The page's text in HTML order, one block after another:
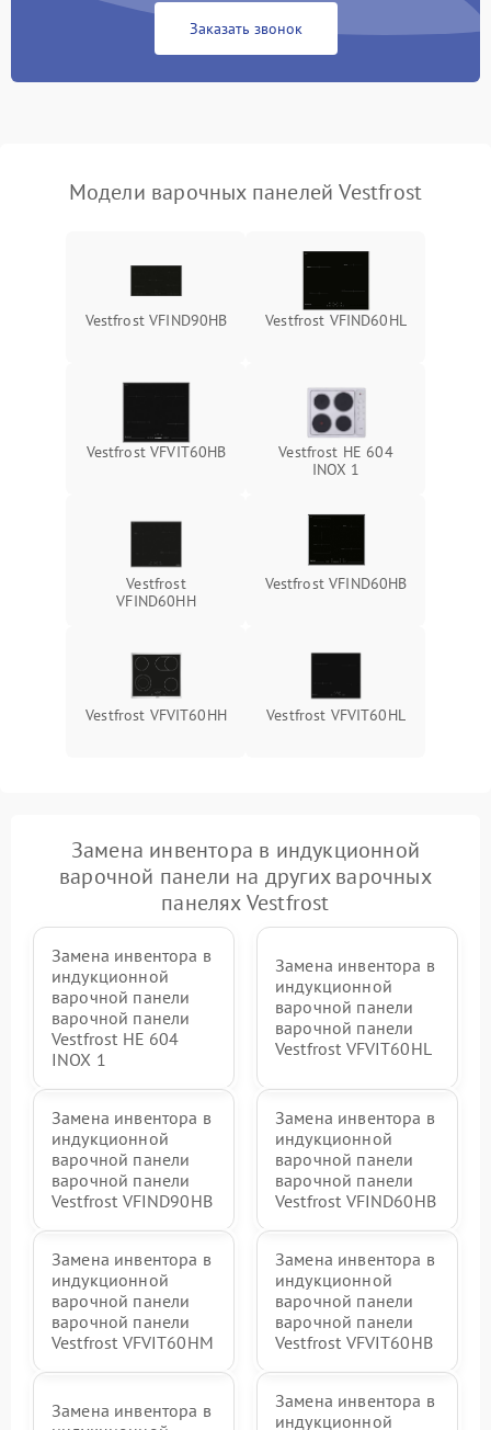
Заказать звонок
Модели варочных панелей Vestfrost
Vestfrost VFIND90HB Vestfrost VFIND60HL
Vestfrost VFVIT60HB
Vestfrost HE 604
INOX 1
Vestfrost
VFIND60HH
Vestfrost VFIND60HB
Vestfrost VFVIT60HH Vestfrost VFVIT60HL
Замена инвентора в индукционной
варочной панели на других варочных
панелях Vestfrost
Замена инвентора в
индукционной
варочной панели
варочной панели
Vestfrost HE 604
INOX 1
Замена инвентора в
индукционной
варочной панели
варочной панели
Vestfrost VFVIT60HL
Замена инвентора в
индукционной
варочной панели
варочной панели
Vestfrost VFIND90HB
Замена инвентора в
индукционной
варочной панели
варочной панели
Vestfrost VFIND60HB
Замена инвентора в
индукционной
варочной панели
варочной панели
Vestfrost VFVIT60HM
Замена инвентора в
индукционной
варочной панели
варочной панели
Vestfrost VFVIT60HB
Замена инвентора в
Замена инвентора в
индукционной